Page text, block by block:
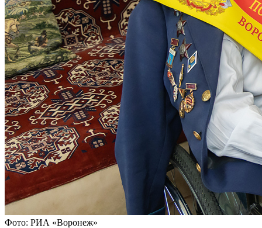
Фото: РИА «Воронеж»